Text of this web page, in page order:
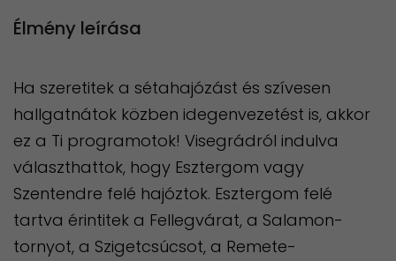
Élmény leírása
Ha szeretitek a sétahajózást és szívesen
hallgatnátok közben idegenvezetést is, akkor
ez a Ti programotok! Visegrádról indulva
választhattok, hogy Esztergom vagy
Szentendre felé hajóztok. Esztergom felé
tartva érintitek a Fellegvárat, a Salamon-
tornyot, a Szigetcsúcsot, a Remete-